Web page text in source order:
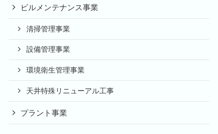
ビルメンテナンス事業
清掃管理事業
設備管理事業
環境衛生管理事業
天井特殊リニューアル工事
プラント事業